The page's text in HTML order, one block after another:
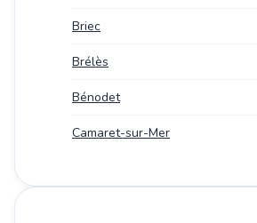
Briec
Brélès
Bénodet
Camaret-sur-Mer